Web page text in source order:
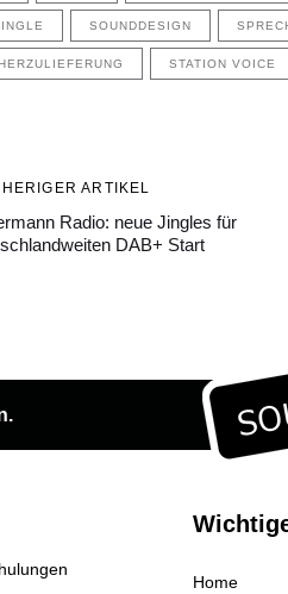
SOUNDDESIGN
STATION VOICE
ARTIKEL
Radio: neue Jingles für
DAB+ Start
.
Home